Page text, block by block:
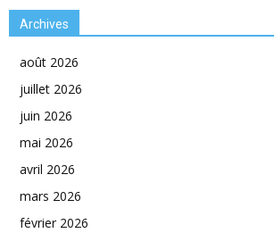
Archives
août 2026
juillet 2026
juin 2026
mai 2026
avril 2026
mars 2026
février 2026